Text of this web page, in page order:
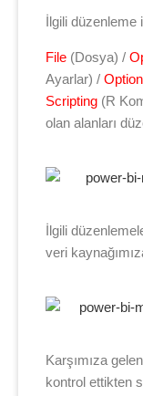
İlgili düzenleme
File (Dosya) /
Ayarlar) /
Scripting (R
olan alanları
İlgili
veri
Karşımıza gelen
kontrol ettikten